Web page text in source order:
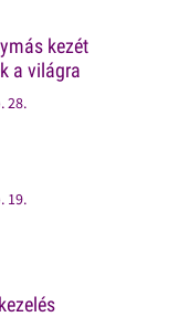
kezét
a világra
28.
19.